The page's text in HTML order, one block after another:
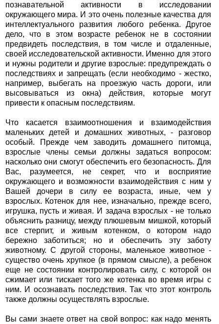
познавательной активности в исследовании
окружающего мира. И это очень полезные качества для
интеллектуального развития любого ребенка. Другое
дело, что в этом возрасте ребенок не в состоянии
предвидеть последствия, в том числе и отдаленные,
своей исследовательской активности. Именно для этого
и нужны родители и другие взрослые: предупреждать о
последствиях и запрещать (если необходимо - жестко,
например, выбегать на проезжую часть дороги, или
высовываться из окна) действия, которые могут
привести к опасным последствиям.
Что касается взаимоотношения и взаимодействия
маленьких детей и домашних животных, - разговор
особый. Прежде чем заводить домашнего питомца,
взрослые члены семьи должны задаться вопросом:
насколько они смогут обеспечить его безопасность. Для
Вас, разумеется, не секрет, что и восприятие
окружающего и возможности взаимодействия с ним у
Вашей дочери в силу ее возраста, иные, чем у
взрослых. Котенок для нее, изначально, прежде всего,
игрушка, пусть и живая. И задача взрослых - не только
объяснить разницу, между плюшевым мишкой, который
все стерпит, и живым котенком, о котором надо
бережно заботиться; но и обеспечить эту заботу
животному. С другой стороны, маленькое животное -
существо очень хрупкое (в прямом смысле), а ребенок
еще не состоянии контролировать силу, с которой он
сжимает или тискает того же котенка во время игры с
ним. И осознавать последствия. Так что этот контроль
также должны осуществлять взрослые.
Вы сами знаете ответ на свой вопрос: как надо менять